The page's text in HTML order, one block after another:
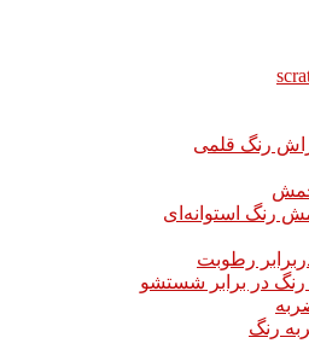
رنگ قلمی
خمش
رنگ استوانه‌ای
رطوبت
در برابر شستشو
رنگ